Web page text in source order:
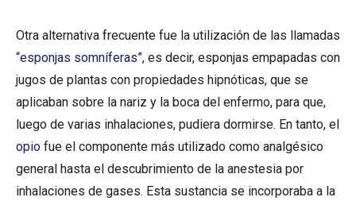
Otra alternativa frecuente fue la utilización de las llamadas
“esponjas somníferas”, es decir, esponjas empapadas con
jugos de plantas con propiedades hipnóticas, que se
aplicaban sobre la nariz y la boca del enfermo, para que,
luego de varias inhalaciones, pudiera dormirse. En tanto, el
opio fue el componente más utilizado como analgésico
general hasta el descubrimiento de la anestesia por
inhalaciones de gases. Esta sustancia se incorporaba a la